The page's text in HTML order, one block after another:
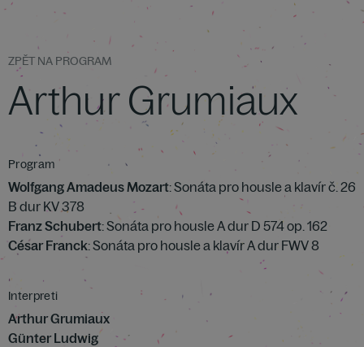
ZPĚT NA PROGRAM
Arthur Grumiaux
Program
Wolfgang Amadeus Mozart: Sonáta pro housle a klavír č. 26
B dur KV 378
Franz Schubert: Sonáta pro housle A dur D 574 op. 162
César Franck: Sonáta pro housle a klavír A dur FWV 8
Interpreti
Arthur Grumiaux
Günter Ludwig